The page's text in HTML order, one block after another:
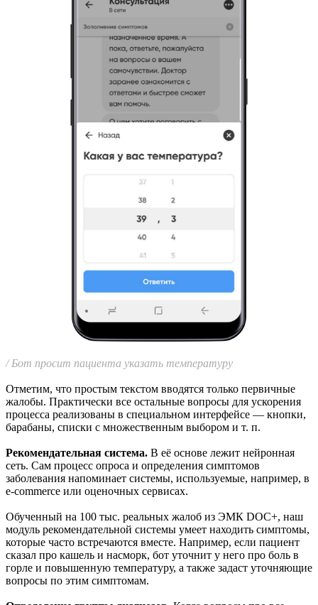
/ Бот просит пациента указать температуру
Отметим, что простым текстом вводятся только первичные
жалобы. Практически все остальные вопросы для ускорения
процесса реализованы в специальном интерфейсе — кнопки,
барабаны, списки с множественным выбором и т. п.
Рекомендательная система. В её основе лежит нейронная
сеть. Сам процесс опроса и определения симптомов
заболевания напоминает системы, используемые, например, в
e-commerce или оценочных сервисах.
Обученный на 100 тыс. реальных жалоб из ЭМК DOC+, наш
модуль рекомендательной системы умеет находить симптомы,
которые часто встречаются вместе. Например, если пациент
сказал про кашель и насморк, бот уточнит у него про боль в
горле и повышенную температуру, а также задаст уточняющие
вопросы по этим симптомам.